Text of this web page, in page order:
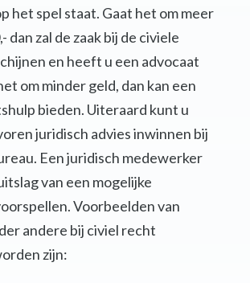
het spel staat. Gaat het om meer
dan zal de zaak bij de civiele
en heeft u een advocaat
om minder geld, dan kan een
bieden. Uiteraard kunt u
juridisch advies inwinnen bij
Een juridisch medewerker
van een mogelijke
Voorbeelden van
andere bij civiel recht
zijn: